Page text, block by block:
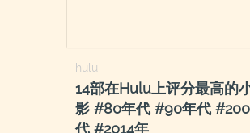
hulu
14部在Hulu上评分最高的
影 #80年代 #90年代
代 #2014年